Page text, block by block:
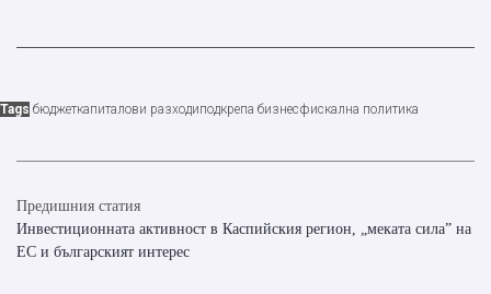
Tags бюджеткапиталови разходиподкрепа бизнесфискална политика
Предишния статия
Инвестиционната активност в Каспийския регион, „меката сила” на
ЕС и българският интерес